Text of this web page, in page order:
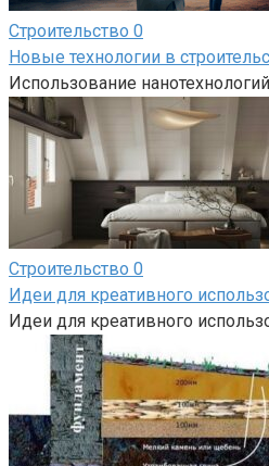
Строительство 0
Новые технологии в
Использование
Строительство 0
Идеи для креативного
Идеи для креативного